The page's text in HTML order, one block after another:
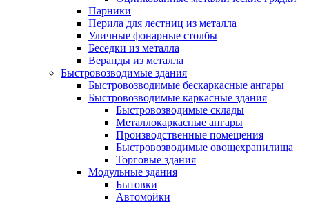
Парники
Перила для лестниц из металла
Уличные фонарные столбы
Беседки из металла
Веранды из металла
Быстровозводимые здания
Быстровозводимые бескаркасные ангары
Быстровозводимые каркасные здания
Быстровозводимые склады
Металлокаркасные ангары
Производственные помещения
Быстровозводимые овощехранилища
Торговые здания
Модульные здания
Бытовки
Автомойки